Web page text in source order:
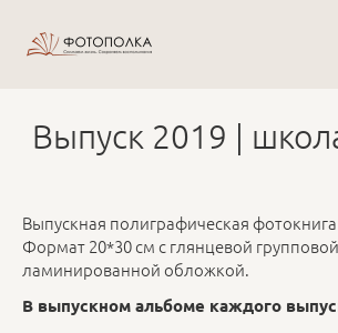
Выпуск 2019 |
Выпускная полиграфическая фотокнига
Формат 20*30 см с глянцевой групповой
ламинированной обложкой.
В выпускном альбоме каждого